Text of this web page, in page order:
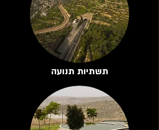
תשתיות תנועה